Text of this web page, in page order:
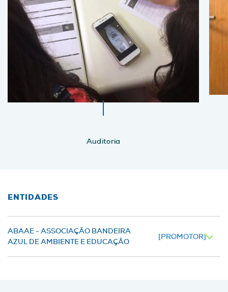
Auditoria
ENTIDADES
ABAAE - ASSOCIAÇÃO BANDEIRA
AZUL DE AMBIENTE E EDUCAÇÃO
[PROMOTOR]